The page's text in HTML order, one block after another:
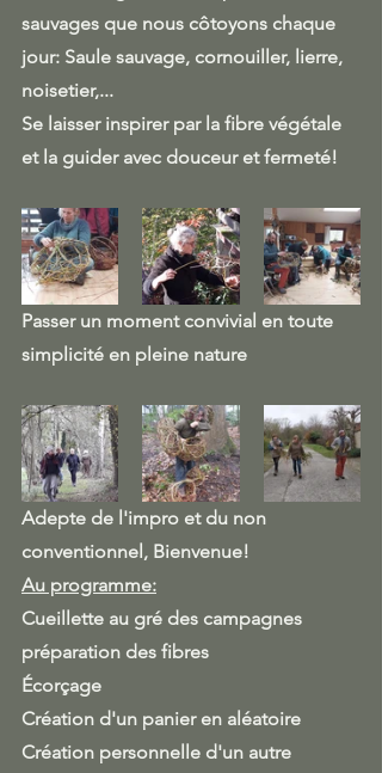
sauvages que nous côtoyons chaque
jour: Saule sauvage, cornouiller, lierre,
noisetier,...
Se laisser inspirer par la fibre végétale
et la guider avec douceur et fermeté!
Passer un moment convivial en toute
simplicité en pleine nature
Adepte de l'impro et du non
conventionnel, Bienvenue!
Au programme:
Cueillette au gré des campagnes
préparation des fibres
Écorçage
Création d'un panier en aléatoire
Création personnelle d'un autre